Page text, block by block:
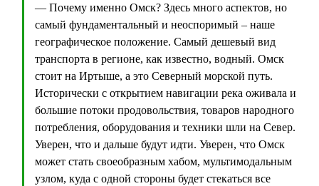
— Почему именно Омск? Здесь много аспектов, но
самый фундаментальный и неоспоримый – наше
географическое положение. Самый дешевый вид
транспорта в регионе, как известно, водный. Омск
стоит на Иртыше, а это Северный морской путь.
Исторически с открытием навигации река оживала и
большие потоки продовольствия, товаров народного
потребления, оборудования и техники шли на Север.
Уверен, что и дальше будут идти. Уверен, что Омск
может стать своеобразным хабом, мультимодальным
узлом, куда с одной стороны будет стекаться все